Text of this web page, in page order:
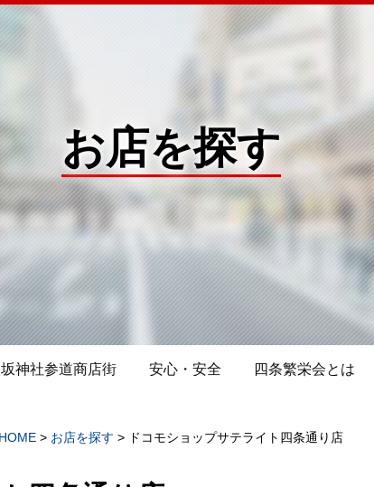
お店を探す
神社参道商店街 安心・安全 四条繁栄会とは
HOME > お店を探す > ドコモショップサテライト四条通り店